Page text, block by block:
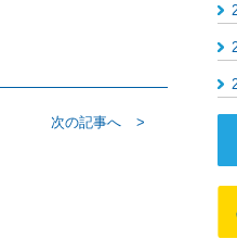
次の記事へ